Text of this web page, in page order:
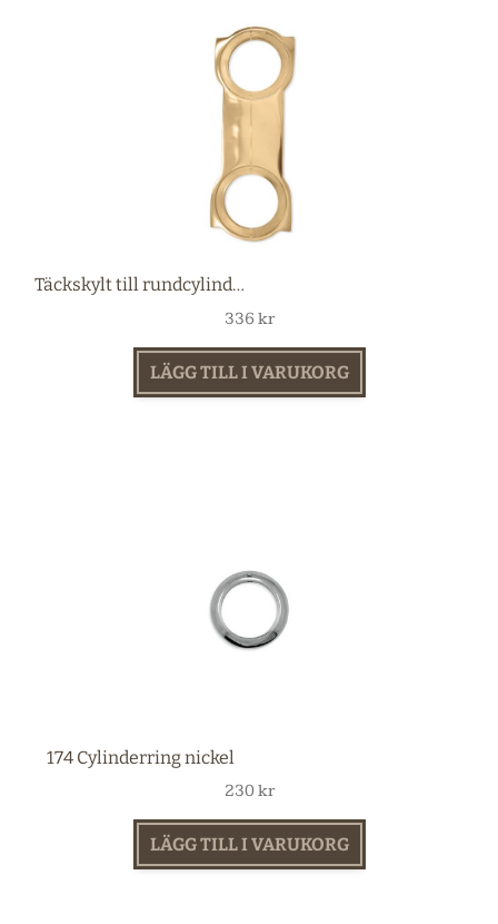
Täckskylt till rundcylinder mässing
336 kr
LÄGG TILL I VARUKORG
174 Cylinderring nickel
230 kr
LÄGG TILL I VARUKORG